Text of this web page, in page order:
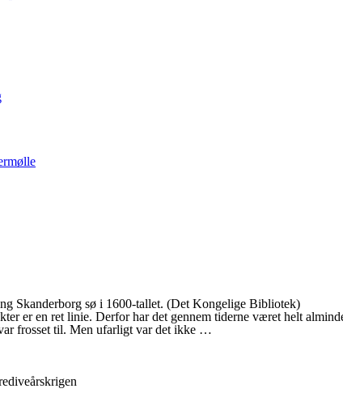
Skanderborg sø i 1600-tallet. (Det Kongelige Bibliotek)
er en ret linie. Derfor har det gennem tiderne været helt
frosset til. Men ufarligt var det ikke …